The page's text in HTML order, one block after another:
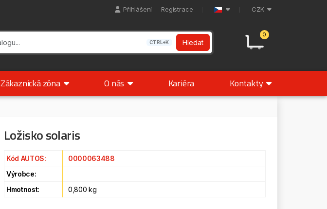
Přihlášení Registrace CZK
0
CTRL+K Hledat
Zákaznická zóna O nás Kariéra Kontakty
Ložisko solaris
Kód AUTOS:
0000063488
Výrobce:
Hmotnost:
0,800 kg